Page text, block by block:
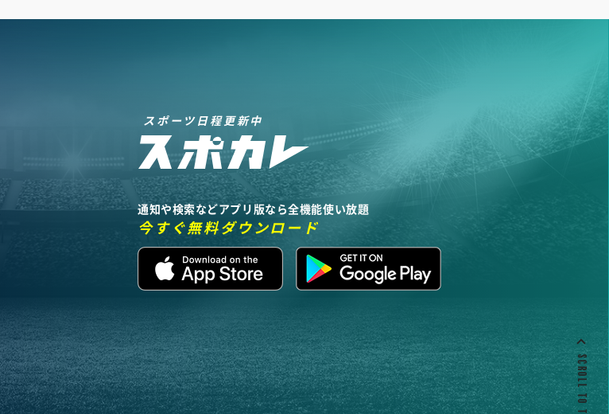
スポーツ日程更新中
通知や検索などアプリ版なら全機能使い放題
今すぐ無料ダウンロード
SCROLL TO TOP